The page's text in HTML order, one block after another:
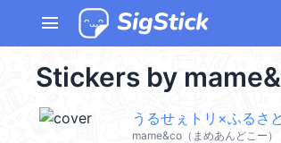
menu
Stickers by
うるせぇトリ×ふるさ
mame&co（まめあんどこー）